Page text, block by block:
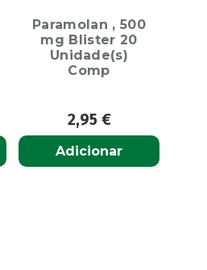
Paramolan , 500
mg Blister 20
Unidade(s)
Comp
2,95 €
Adicionar